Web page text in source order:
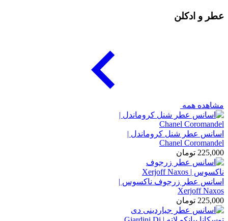
عطر و ادکلن
مشاهده همه
اسانس عطر شنل کروماندل |
Chanel Coromandel
225,000 تومان
اسانس عطر زرجوف ناکسوس |
Xerjoff Naxos
225,000 تومان